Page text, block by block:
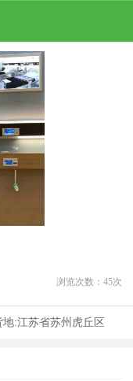
浏览次数： 45次
地:江苏省苏州虎丘区